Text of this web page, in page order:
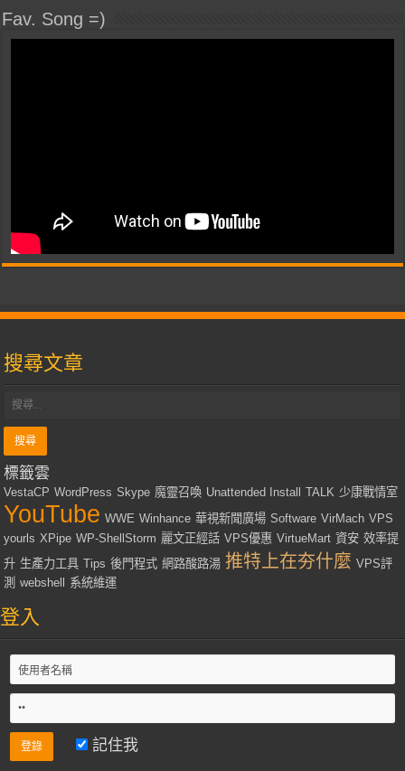
Fav. Song =)
搜尋文章
標籤雲
VestaCP WordPress Skype 魔靈召喚 Unattended Install TALK 少康戰情室
YouTube WWE Winhance 華視新聞廣場 Software VirMach VPS
yourls XPipe WP-ShellStorm 麗文正經話 VPS優惠 VirtueMart 資安 效率提
升 生產力工具 Tips 後門程式 網路酸路湯 推特上在夯什麼 VPS評
測 webshell 系統維運
登入
記住我